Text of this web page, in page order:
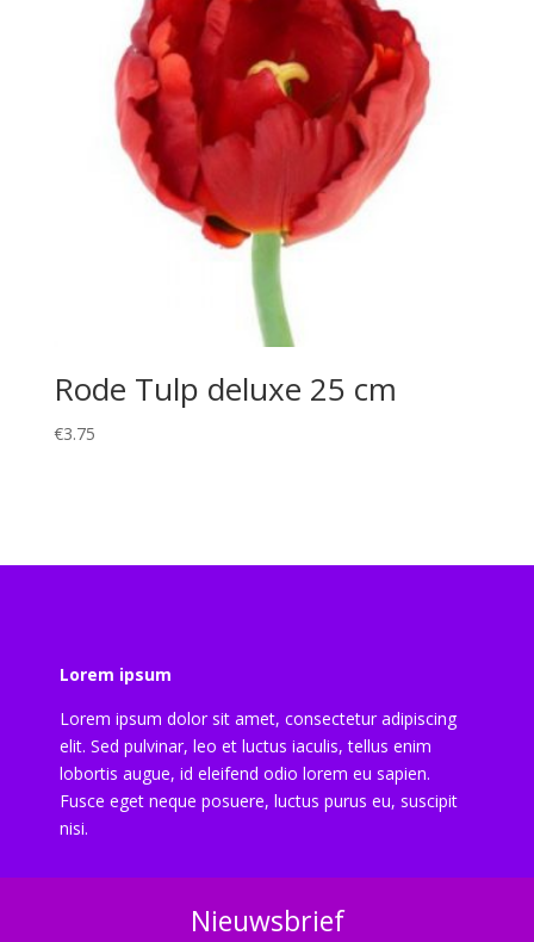
Rode Tulp deluxe 25 cm
€3.75
Lorem ipsum
Lorem ipsum dolor sit amet, consectetur adipiscing
elit. Sed pulvinar, leo et luctus iaculis, tellus enim
lobortis augue, id eleifend odio lorem eu sapien.
Fusce eget neque posuere, luctus purus eu, suscipit
nisi.
Nieuwsbrief